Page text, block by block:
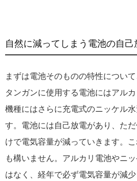
自然に減ってしまう電池の自己
まずは電池そのものの特性につい
タンガンに使用する電池にはアル
機種にはさらに充電式のニッケル
す。電池には自己放電があり、た
けで電気容量が減っていきます。
も構いません。アルカリ電池やニ
はなく、経年で必ず電気容量が減